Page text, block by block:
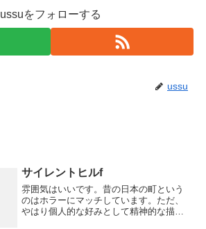
ussuをフォローする
ussu
サイレントヒルf
雰囲気はいいです。昔の日本の町という
のはホラーにマッチしています。ただ、
やはり個人的な好みとして精神的な描写